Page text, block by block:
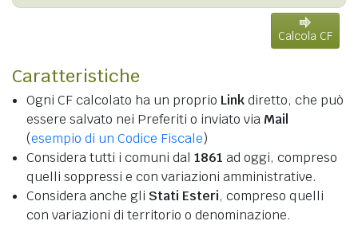
Calcola CF
Caratteristiche
Ogni CF calcolato ha un proprio Linkdiretto, che può
essere salvato nei Preferiti o inviato via Mail
(esempio di un Codice Fiscale)
Considera tutti i comuni dal 1861 ad oggi, compreso
quelli soppressi e con variazioni amministrative.
Considera anche gli Stati Esteri, compreso quelli
con variazioni di territorio o denominazione.